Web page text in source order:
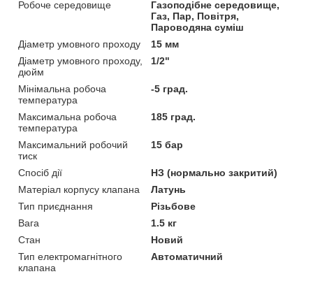
Робоче середовище
Газоподібне середовище,
Газ, Пар, Повітря,
Пароводяна суміш
Діаметр умовного проходу
15 мм
Діаметр умовного проходу,
дюйм
1/2"
Мінімальна робоча
температура
-5 град.
Максимальна робоча
температура
185 град.
Максимальний робочий
тиск
15 бар
Спосіб дії
НЗ (нормально закритий)
Матеріал корпусу клапана
Латунь
Тип приєднання
Різьбове
Вага
1.5 кг
Стан
Новий
Тип електромагнітного
клапана
Автоматичний